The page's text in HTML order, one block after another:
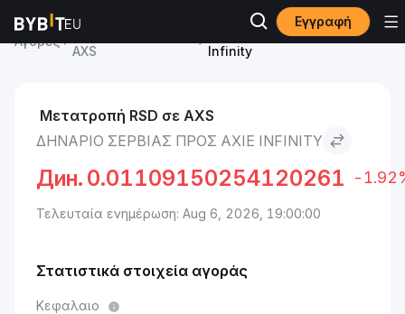
Εγγραφή
Αγορές
Axie Infinity Τιμή
AXS
Δηνάριο Σερβίας to Axie
Infinity
Μετατροπή RSD σε AXS
ΔΗΝΆΡΙΟ ΣΕΡΒΊΑΣ ΠΡΟΣ AXIE INFINITY
Дин. 0.01109150254120261 -
Τελευταία ενημέρωση: Aug 6, 2026, 19:00:00
Στατιστικά στοιχεία αγοράς
Κεφαλαιο